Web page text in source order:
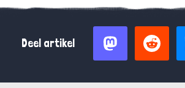
Deel artikel